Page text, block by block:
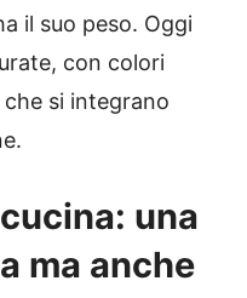
il suo peso. Oggi
con colori
si integrano
una
ma anche